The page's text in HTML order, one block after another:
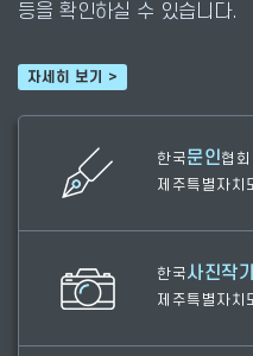
등을 확인하실 수 있습니다.
자세히 보기 >
한국문인협회
제주특별자치
한국사진작
제주특별자치